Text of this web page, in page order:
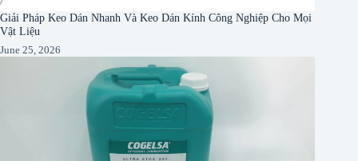
Giải Pháp Keo Dán Nhanh Và Keo Dán Kính Công Nghiệp Cho Mọi
Vật Liệu
June 25, 2026